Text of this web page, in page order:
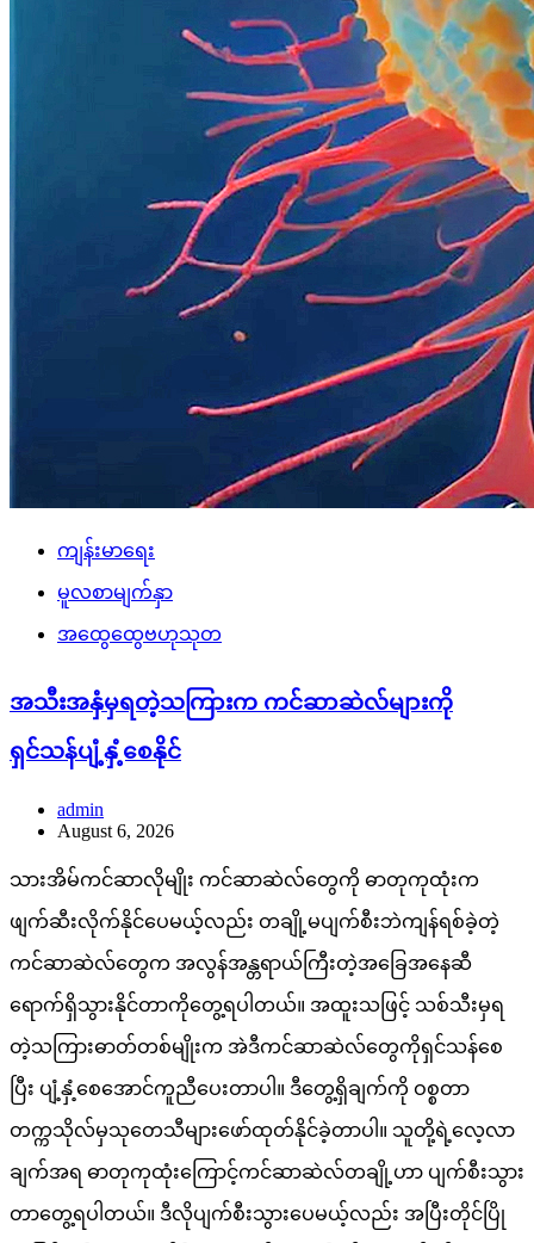
ကျန်းမာရေး
မူလစာမျက်နှာ
အထွေထွေဗဟုသုတ
အသီးအနှံမှရတဲ့သကြားက ကင်ဆာဆဲလ်များကို
ရှင်သန်ပျံ့နှံ့စေနိုင်
admin
August 6, 2026
သားအိမ်ကင်ဆာလိုမျိုး ကင်ဆာဆဲလ်တွေကို ဓာတုကုထုံးက
ဖျက်ဆီးလိုက်နိုင်ပေမယ့်လည်း တချို့မပျက်စီးဘဲကျန်ရစ်ခဲ့တဲ့
ကင်ဆာဆဲလ်တွေက အလွန်အန္တရာယ်ကြီးတဲ့အခြေအနေဆီ
ရောက်ရှိသွားနိုင်တာကိုတွေ့ရပါတယ်။ အထူးသဖြင့် သစ်သီးမှရ
တဲ့သကြားဓာတ်တစ်မျိုးက အဲဒီကင်ဆာဆဲလ်တွေကိုရှင်သန်စေ
ပြီး ပျံ့နှံ့စေအောင်ကူညီပေးတာပါ။ ဒီတွေ့ရှိချက်ကို ဝစ္စတာ
တက္ကသိုလ်မှသုတေသီများဖော်ထုတ်နိုင်ခဲ့တာပါ။ သူတို့ရဲ့လေ့လာ
ချက်အရ ဓာတုကုထုံးကြောင့်ကင်ဆာဆဲလ်တချို့ဟာ ပျက်စီးသွား
တာတွေ့ရပါတယ်။ ဒီလိုပျက်စီးသွားပေမယ့်လည်း အပြီးတိုင်ပြို